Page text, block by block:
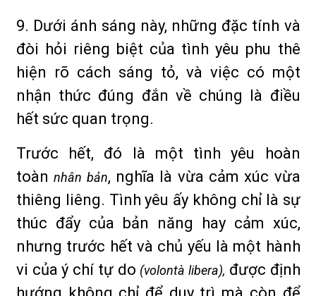
9. Dưới ánh sáng này, những đặc tính và
đòi hỏi riêng biệt của tình yêu phu thê
hiện rõ cách sáng tỏ, và việc có một
nhận thức đúng đắn về chúng là điều
hết sức quan trọng.
Trước hết, đó là một tình yêu hoàn
toànnhân bản, nghĩa là vừa cảm xúc vừa
thiêng liêng. Tình yêu ấy không chỉ là sự
thúc đẩy của bản năng hay cảm xúc,
nhưng trước hết và chủ yếu là một hành
vi của ý chí tự do (volontà libera), được định